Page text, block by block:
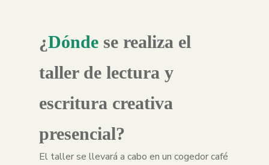
¿Dónde se realiza el
taller de lectura y
escritura creativa
presencial?
El taller se llevará a cabo en un cogedor café